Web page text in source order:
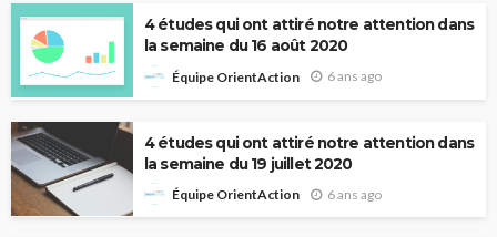
4 études qui ont attiré notre attention dans
la semaine du 16 août 2020
Équipe OrientAction 6 ans ago
4 études qui ont attiré notre attention dans
la semaine du 19 juillet 2020
Équipe OrientAction 6 ans ago